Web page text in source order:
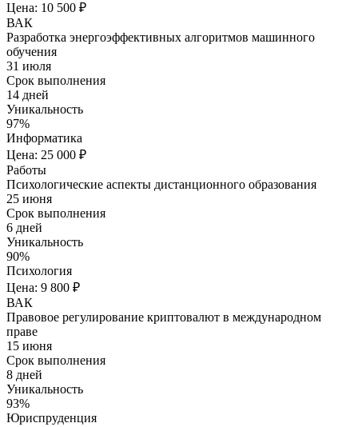
Цена: 10 500 ₽
ВАК
Разработка энергоэффективных алгоритмов машинного
обучения
31 июля
Срок выполнения
14 дней
Уникальность
97%
Информатика
Цена: 25 000 ₽
Работы
Психологические аспекты дистанционного образования
25 июня
Срок выполнения
6 дней
Уникальность
90%
Психология
Цена: 9 800 ₽
ВАК
Правовое регулирование криптовалют в международном
праве
15 июня
Срок выполнения
8 дней
Уникальность
93%
Юриспруденция